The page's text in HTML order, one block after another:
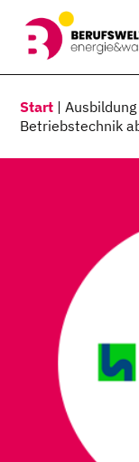
Start |
Betriebstechnik